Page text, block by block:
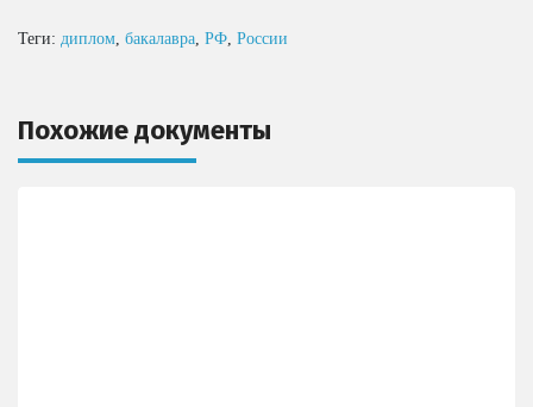
Теги: диплом, бакалавра, РФ, России
Похожие документы